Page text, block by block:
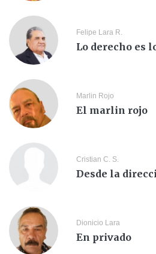
Felipe Lara R.
Lo derecho es
Marlin Rojo
El marlin rojo
Cristian C. S.
Desde la
Dionicio Lara
En privado